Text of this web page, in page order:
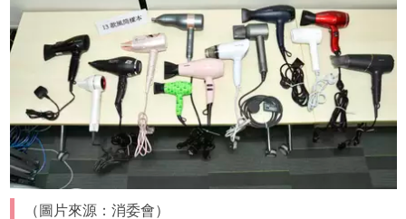
（圖片來源：消委會）